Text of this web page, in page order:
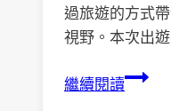
過旅遊的方式
視野。本次出
繼續閱讀2024